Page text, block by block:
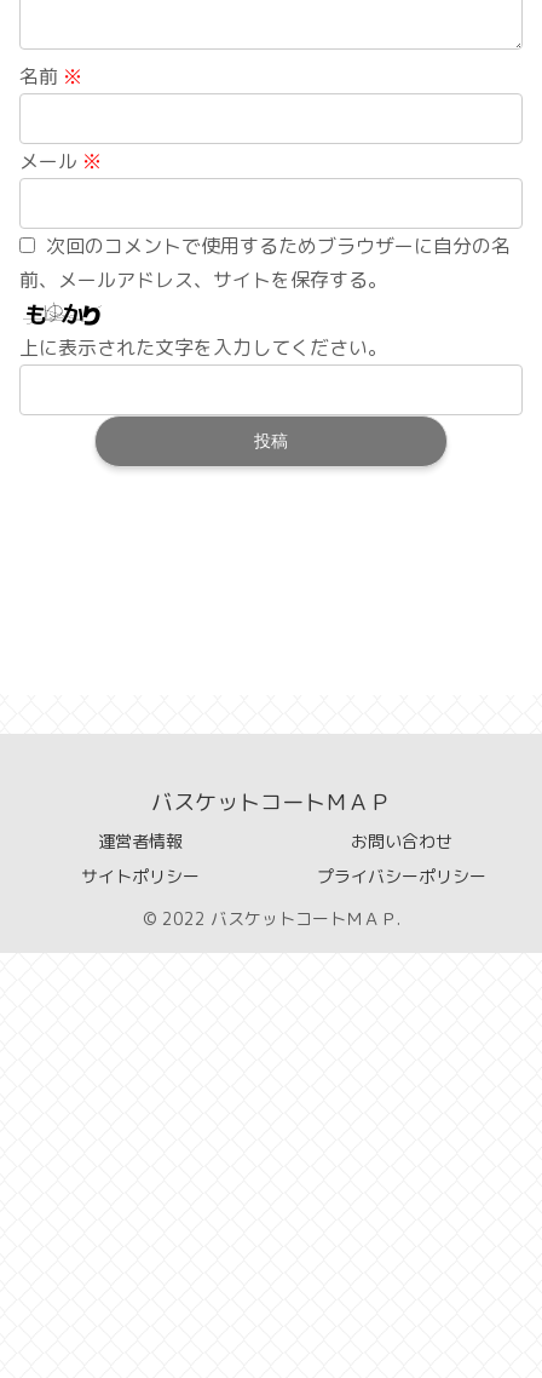
名前 ※
メール ※
次回のコメントで使用するためブラウザーに自分の名
前、メールアドレス、サイトを保存する。
上に表示された文字を入力してください。
バスケットコートＭＡＰ
運営者情報
お問い合わせ
サイトポリシー
プライバシーポリシー
© 2022 バスケットコートＭＡＰ.